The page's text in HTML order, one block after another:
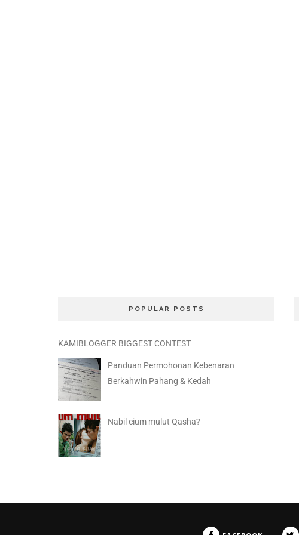
POPULAR POSTS
KAMIBLOGGER BIGGEST CONTEST
Panduan Permohonan Kebenaran
Berkahwin Pahang & Kedah
Nabil cium mulut Qasha?